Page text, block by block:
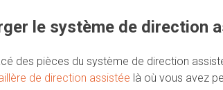
le système de direction
des pièces du système de direction
de direction assistée là où vous avez